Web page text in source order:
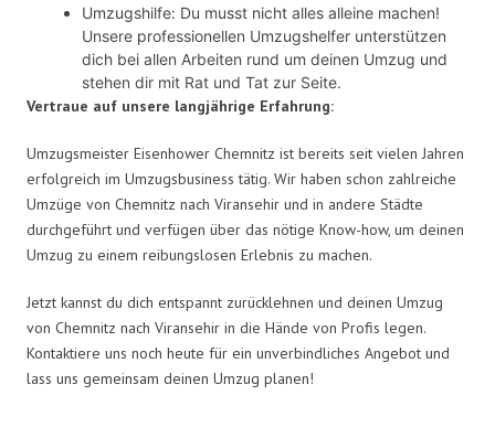
Umzugshilfe: Du musst nicht alles alleine machen!
Unsere professionellen Umzugshelfer unterstützen
dich bei allen Arbeiten rund um deinen Umzug und
stehen dir mit Rat und Tat zur Seite.
Vertraue auf unsere langjährige Erfahrung:
Umzugsmeister Eisenhower Chemnitz ist bereits seit vielen Jahren
erfolgreich im Umzugsbusiness tätig. Wir haben schon zahlreiche
Umzüge von Chemnitz nach Viransehir und in andere Städte
durchgeführt und verfügen über das nötige Know-how, um deinen
Umzug zu einem reibungslosen Erlebnis zu machen.
Jetzt kannst du dich entspannt zurücklehnen und deinen Umzug
von Chemnitz nach Viransehir in die Hände von Profis legen.
Kontaktiere uns noch heute für ein unverbindliches Angebot und
lass uns gemeinsam deinen Umzug planen!